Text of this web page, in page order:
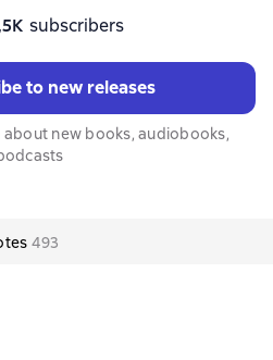
subscribers
to new releases
new books, audiobooks,
493